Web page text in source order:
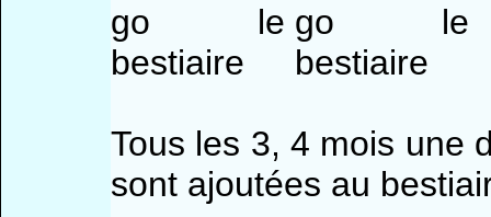
Tous les 3, 4 mois une
sont ajoutées au